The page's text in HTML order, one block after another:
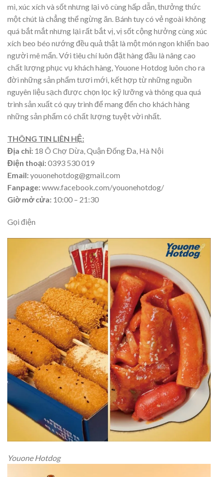
mì, xúc xích và sốt nhưng lại vô cùng hấp dẫn, thưởng thức
một chút là chẳng thể ngừng ăn. Bánh tuy có vẻ ngoài không
quá bắt mắt nhưng lại rất bắt vị, vị sốt cộng hưởng cùng xúc
xích beo béo nướng đều quả thật là một món ngon khiến bao
người mê mẩn. Với tiêu chí luôn đặt hàng đầu là nâng cao
chất lượng phục vụ khách hàng, Youone Hotdog luôn cho ra
đời những sản phẩm tươi mới, kết hợp từ những nguồn
nguyên liệu sạch được chọn lọc kỹ lưỡng và thông qua quá
trình sản xuất có quy trình để mang đến cho khách hàng
những sản phẩm có chất lượng tuyệt vời nhất.
THÔNG TIN LIÊN HỆ:
Địa chỉ: 18 Ô Chợ Dừa, Quận Đống Đa, Hà Nội
Điện thoại:0393 530 019
Email:youonehotdog@gmail.com
Fanpage:www.facebook.com/youonehotdog/
Giờ mở cửa: 10:00 – 21:30
Gọi điện
Youone Hotdog